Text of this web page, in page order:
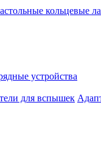
кольцевые
устройства
для вспышек